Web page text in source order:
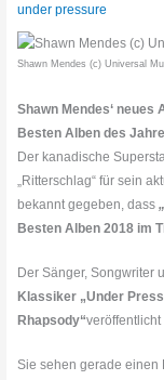
under pressure
Shawn Mendes (c) Universal
Shawn Mendes‘ neues
Besten Alben des
Der kanadische
„Ritterschlag“ für sein
bekannt gegeben, dass
Besten Alben 2018 im
Der Sänger, Songwriter
Klassiker „Under
Rhapsody“
Sie sehen gerade